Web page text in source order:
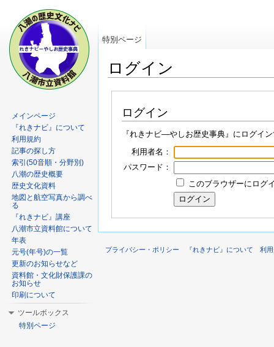
ログイン
ログイン
『れきナビ―やしお歴史事典』にログイ
利用者名：
パスワード：
このブラウザーにログ
特別ページ
メインページ
『れきナビ』について
利用規約
記事の探し方
索引(50音順・分野別)
八潮の歴史概要
歴史文化資料
地図と航空写真から調べ
る
『れきナビ』講座
八潮市立資料館について
年表
元号(年号)の一覧
更新のお知らせなど
資料館・文化財保護課の
お知らせ
印刷について
ツールボックス
特別ページ
プライバシー・ポリシー 『れきナビ』について 利